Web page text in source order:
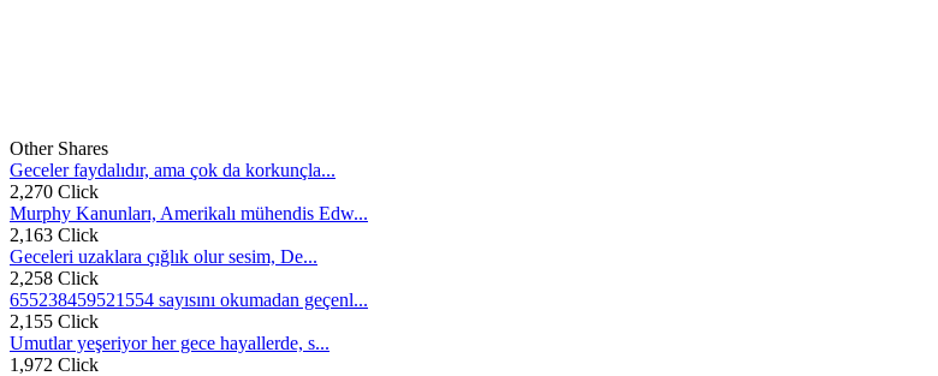
Other Shares
Geceler faydalıdır, ama çok da korkunçla...
2,270 Click
Murphy Kanunları, Amerikalı mühendis Edw...
2,163 Click
Geceleri uzaklara çığlık olur sesim, De...
2,258 Click
655238459521554 sayısını okumadan geçenl...
2,155 Click
Umutlar yeşeriyor her gece hayallerde, s...
1,972 Click